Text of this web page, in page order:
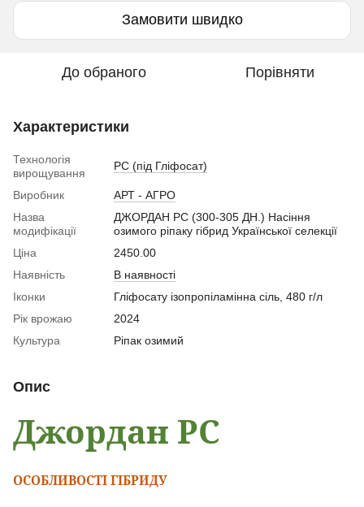
Замовити швидко
До обраного Порівняти
Характеристики
Технологія
вирощування
РС (під Гліфосат)
Виробник
АРТ - АГРО
Назва
модифікації
ДЖОРДАН РС (300-305 ДН.) Насіння
озимого ріпаку гібрид Української селекції
Ціна
2450.00
Наявність
В наявності
Іконки
Гліфосату ізопропіламінна сіль, 480 г/л
Рік врожаю
2024
Культура
Ріпак озимий
Опис
Джордан РС
ОСОБЛИВОСТІ ГІБРИДУ